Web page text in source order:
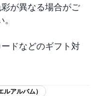
が異なる場合がご
ドなどのギフト対
ルアルバム）